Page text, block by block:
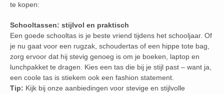
te kopen:
Schooltassen: stijlvol en praktisch
Een goede schooltas is je beste vriend tijdens het schooljaar. Of
je nu gaat voor een rugzak, schoudertas of een hippe tote bag,
zorg ervoor dat hij stevig genoeg is om je boeken, laptop en
lunchpakket te dragen. Kies een tas die bij je stijl past – want ja,
een coole tas is stiekem ook een fashion statement.
Tip: Kijk bij onze aanbiedingen voor stevige en stijlvolle